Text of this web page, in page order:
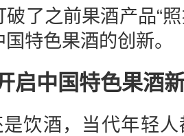
了之前果酒产品“
特色果酒的创新。
启中国特色果酒
饮酒，当代年轻